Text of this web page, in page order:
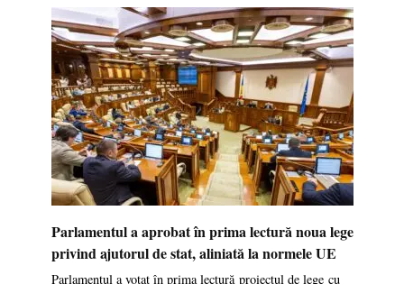
Parlamentul a aprobat în prima lectură noua lege
privind ajutorul de stat, aliniată la normele UE
Parlamentul a votat în prima lectură proiectul de lege cu